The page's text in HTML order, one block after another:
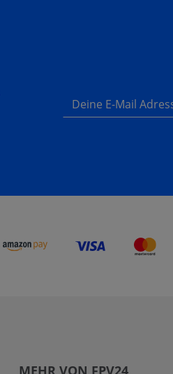
Deine E-Mail Adresse